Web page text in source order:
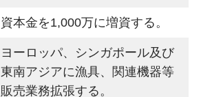
資本金を1,000万に増資する。
ヨーロッパ、シンガポール及び
東南アジアに漁具、関連機器等
販売業務拡張する。